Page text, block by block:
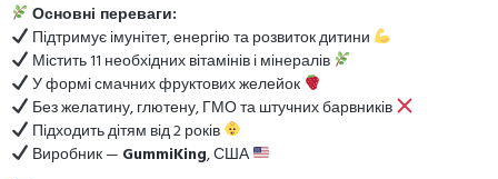
Основні переваги:
Підтримує імунітет, енергію та розвиток дитини
Містить 11 необхідних вітамінів і мінералів
У формі смачних фруктових желейок
Без желатину, глютену, ГМО та штучних барвників
Підходить дітям від 2 років
Виробник — GummiKing, США